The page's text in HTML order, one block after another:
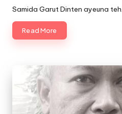
Samida Garut Dinten ayeuna teh…
Read More